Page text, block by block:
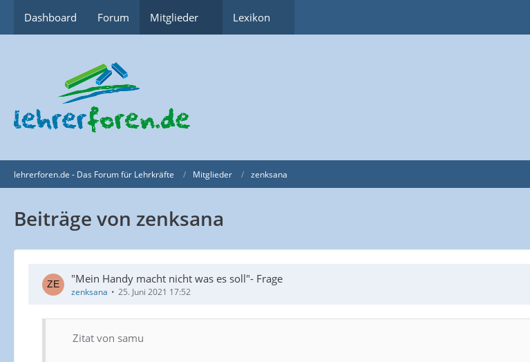
Dashboard Forum Mitglieder Lexikon
lehrerforen.de - Das Forum für Lehrkräfte Mitglieder zenksana
Beiträge von zenksana
"Mein Handy macht nicht was es soll"- Frage
zenksana 25. Juni 2021 17:52
Zitat von samu